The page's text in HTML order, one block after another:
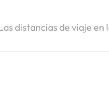
distancias de viaje